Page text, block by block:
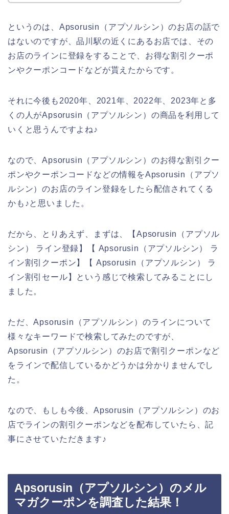
というのは、Apsorusin（アプソルシン）のお店の話で
はないのですが、品川駅の近くにあるお店では、その
お店のラインに登録をすることで、お得な割引クーポ
ンやクーポンコードなどが貰えたからです。
それに今後も2020年、2021年、2022年、2023年と多
くの人がApsorusin（アプソルシン）の商品を利用して
いくと思うんですよね♪
なので、Apsorusin（アプソルシン）のお得な割引クー
ポンやクーポンコードなどの情報をApsorusin（アプソ
ルシン）のお店のライン登録をしたら配信されてくる
かも♪と思いました。
だから、とりあえず、まずは、【Apsorusin（アプソル
シン） ライン登録】【 Apsorusin（アプソルシン） ラ
イン割引クーポン】【 Apsorusin（アプソルシン） ラ
イン割引セール】という感じで検索してみることにし
ました。
ただ、Apsorusin（アプソルシン）のラインについて
様々なキーワードで検索してみたのですが、
Apsorusin（アプソルシン）のお店で割引クーポンなど
をラインで配信しているかどうかは分かりませんでし
た。
なので、もしも今後、Apsorusin（アプソルシン）のお
店でラインの割引クーポンなどを配布していたら、記
事にさせていただきます♪
Apsorusin（アプソルシン）のメル
マガクーポンを調査した結果！